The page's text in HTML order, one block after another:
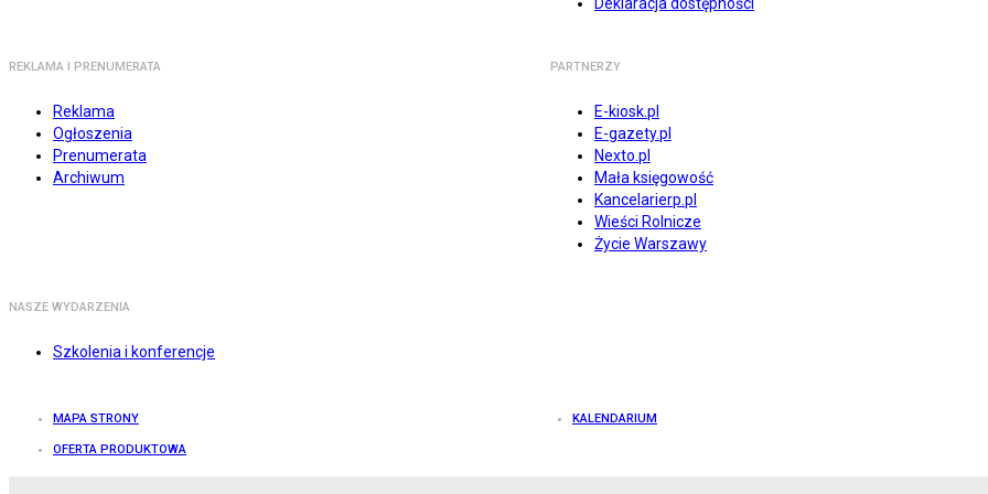
REKLAMA I PRENUMERATA
Reklama
Ogłoszenia
Prenumerata
Archiwum
PARTNERZY
E-kiosk.pl
E-gazety.pl
Nexto.pl
Mała księgowość
Kancelarierp.pl
Wieści Rolnicze
Życie Warszawy
NASZE WYDARZENIA
Szkolenia i konferencje
MAPA STRONY KALENDARIUM
OFERTA PRODUKTOWA